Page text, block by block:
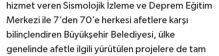
hizmet veren Sismolojik İzleme ve Deprem Eğitim
Merkezi ile 7’den 70’e herkesi afetlere karşı
bilinçlendiren Büyükşehir Belediyesi, ülke
genelinde afetle ilgili yürütülen projelere de tam